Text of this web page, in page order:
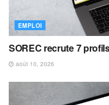
EMPLOI
SOREC recrute 7
août 10, 2026